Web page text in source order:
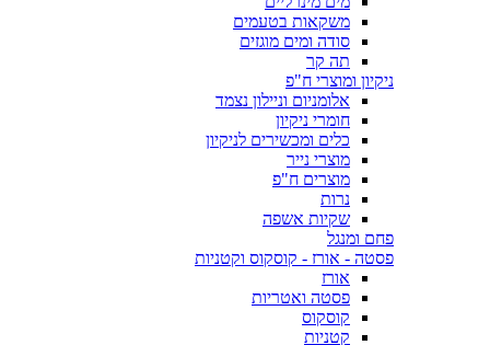
משקאות בטעמים
סודה ומים מוגזים
תה קר
ניקיון ומוצרי ח"פ
אלומניום וניילון נצמד
חומרי ניקיון
כלים ומכשירים לניקיון
מוצרי נייר
מוצרים ח"פ
נרות
שקיות אשפה
פחם ומנגל
פסטה - אורז - קוסקוס וקטניות
אורז
פסטה ואטריות
קוסקוס
קטניות